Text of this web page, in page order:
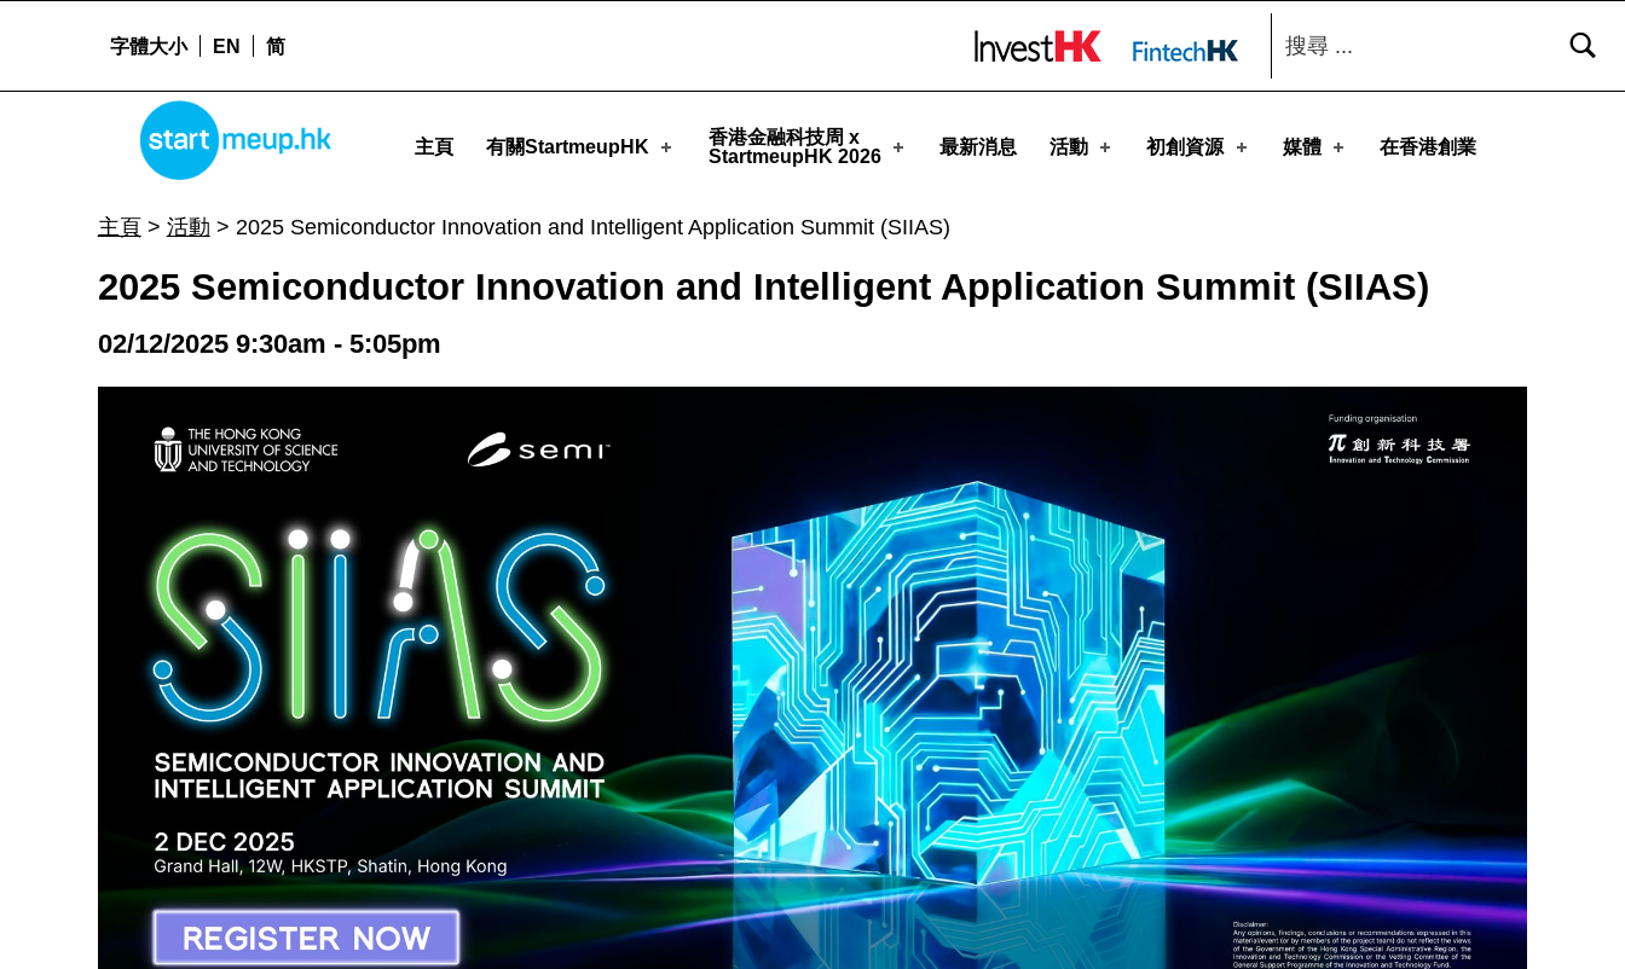
2025 Semiconductor Innovation and Intelligent Application Summit (SIIAS) - StartmeupHK
STARTMEUPHK
主頁 有關StartmeupHK
香港金融科技周 x
StartmeupHK 2026
最新消息 活動 初創資源 媒體 在香港創業
字體大小 EN 简
搜尋：
主頁> 活動 > 2025 Semiconductor Innovation and Intelligent Application Summit (SIIAS)
2025 Semiconductor Innovation and Intelligent Application Summit (SIIAS)
02/12/2025 9:30am - 5:05pm